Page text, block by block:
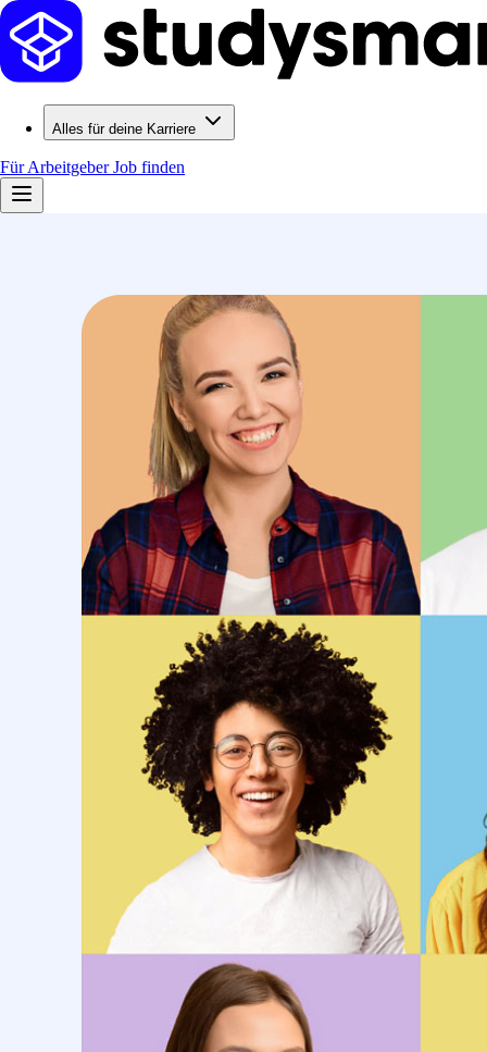
Alles für deine Karriere
Für ArbeitgeberJob finden